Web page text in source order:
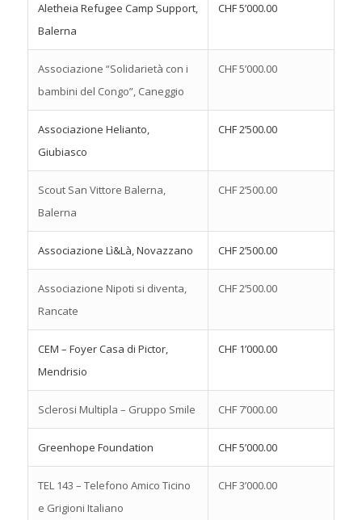
Aletheia Refugee Camp Support,
Balerna
CHF 5’000.00
Associazione “Solidarietà con i
bambini del Congo”, Caneggio
CHF 5’000.00
Associazione Helianto,
Giubiasco
CHF 2’500.00
Scout San Vittore Balerna,
Balerna
CHF 2’500.00
Associazione Lì&Là, Novazzano CHF 2’500.00
Associazione Nipoti si diventa,
Rancate
CHF 2’500.00
CEM – Foyer Casa di Pictor,
Mendrisio
CHF 1’000.00
Sclerosi Multipla – Gruppo Smile CHF 7’000.00
Greenhope Foundation CHF 5’000.00
TEL 143 – Telefono Amico Ticino
e Grigioni Italiano
CHF 3’000.00